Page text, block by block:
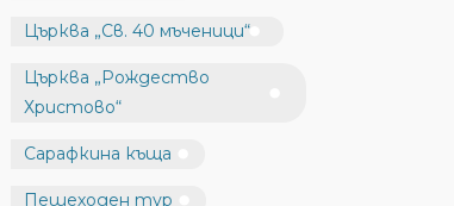
Църква „Св. 40 мъченици“
Църква „Рождество
Христово“
Сарафкина къща
Пешеходен тур